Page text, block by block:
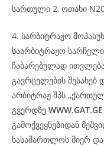
სართული 2, ოთახი
4. სარბიტრაჟო
საარბიტრაჟო
ჩაბარებულად
გავრცელების შესახებ
არბიტრაჟ შპს
გვერდზე WWW.GAT.GE
გამოქვეყნებიდან
სასამართლოს მიერ